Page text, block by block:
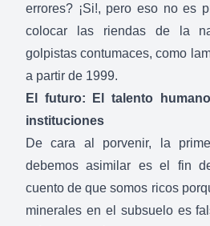
errores? ¡Si!, pero eso no es
colocar las riendas de la
golpistas contumaces, como
a partir de 1999.
El futuro: El talento
instituciones
De cara al porvenir, la
debemos asimilar es el fin
cuento de que somos ricos
minerales en el subsuelo es